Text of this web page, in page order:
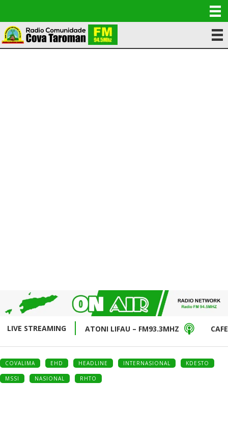
LIVE STREAMING ATONI LIFAU – FM93.3MHZ
COVALIMA EHD HEADLINE INTERNASIONAL KDESTO
MSSI NASIONAL RHTO